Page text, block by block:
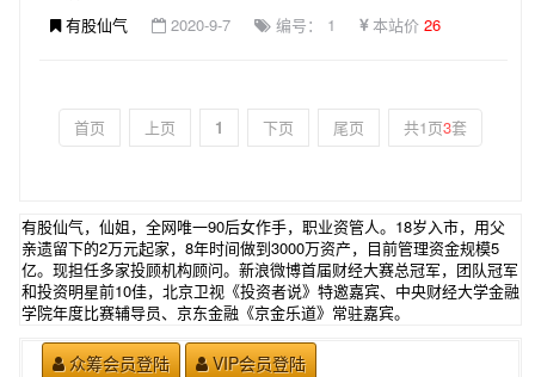
有股仙气 2020-9-7 编号： 1 本站价 26
首页 上页 1 下页 尾页 共1页3套
有股仙气，仙姐，全网唯一90后女作手，职业资管人。18岁入市，用父
亲遗留下的2万元起家，8年时间做到3000万资产，目前管理资金规模5
亿。现担任多家投顾机构顾问。新浪微博首届财经大赛总冠军，团队冠军
和投资明星前10佳，北京卫视《投资者说》特邀嘉宾、中央财经大学金融
学院年度比赛辅导员、京东金融《京金乐道》常驻嘉宾。
众筹会员登陆 VIP会员登陆